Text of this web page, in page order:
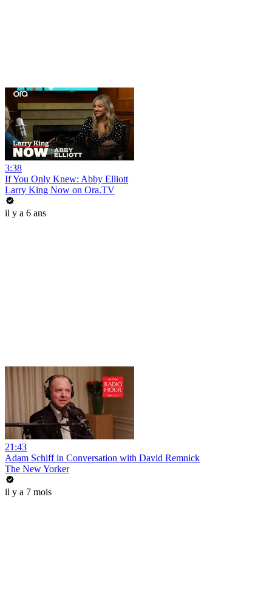
3:38
If You Only Knew: Abby Elliott
Larry King Now on Ora.TV
il y a 6 ans
21:43
Adam Schiff in Conversation with David Remnick
The New Yorker
il y a 7 mois